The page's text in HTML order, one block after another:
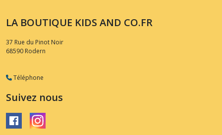
LA BOUTIQUE KIDS AND CO.FR
37 Rue du Pinot Noir
68590 Rodern
Téléphone
Suivez nous